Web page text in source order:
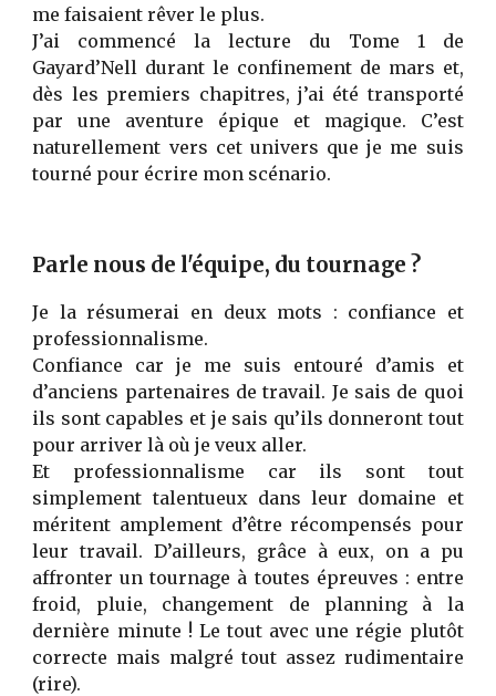
me faisaient rêver le plus.
J’ai commencé la lecture du Tome 1 de
Gayard’Nell durant le confinement de mars et,
dès les premiers chapitres, j’ai été transporté
par une aventure épique et magique. C’est
naturellement vers cet univers que je me suis
tourné pour écrire mon scénario.
Parle nous de l'équipe, du tournage ?
Je la résumerai en deux mots : confiance et
professionnalisme.
Confiance car je me suis entouré d’amis et
d’anciens partenaires de travail. Je sais de quoi
ils sont capables et je sais qu’ils donneront tout
pour arriver là où je veux aller.
Et professionnalisme car ils sont tout
simplement talentueux dans leur domaine et
méritent amplement d’être récompensés pour
leur travail. D’ailleurs, grâce à eux, on a pu
affronter un tournage à toutes épreuves : entre
froid, pluie, changement de planning à la
dernière minute ! Le tout avec une régie plutôt
correcte mais malgré tout assez rudimentaire
(rire).